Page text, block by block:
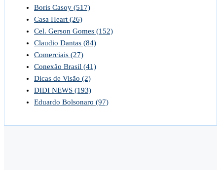
Boris Casoy (517)
Casa Heart (26)
Cel. Gerson Gomes (152)
Claudio Dantas (84)
Comerciais (27)
Conexão Brasil (41)
Dicas de Visão (2)
DIDI NEWS (193)
Eduardo Bolsonaro (97)